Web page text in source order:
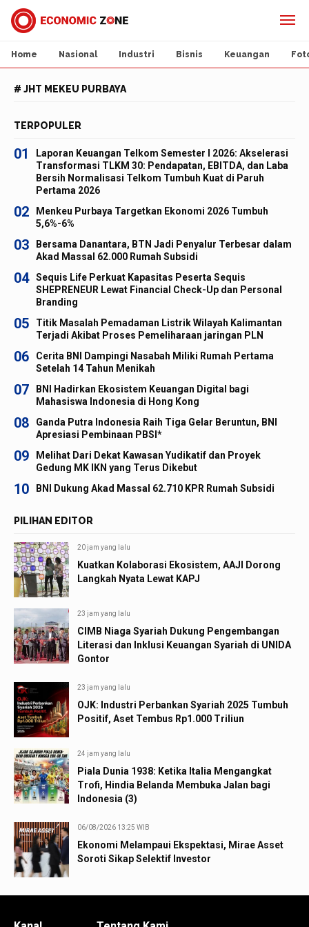
Home Nasional Industri Bisnis Keuangan
# JHT MEKEU PURBAYA
TERPOPULER
01
Laporan Keuangan Telkom Semester I 2026: Akselerasi
Transformasi TLKM 30: Pendapatan, EBITDA, dan Laba
Bersih Normalisasi Telkom Tumbuh Kuat di Paruh
Pertama 2026
02
Menkeu Purbaya Targetkan Ekonomi 2026 Tumbuh
5,6%-6%
03
Bersama Danantara, BTN Jadi Penyalur Terbesar dalam
Akad Massal 62.000 Rumah Subsidi
04
Sequis Life Perkuat Kapasitas Peserta Sequis
SHEPRENEUR Lewat Financial Check-Up dan Personal
Branding
05
Titik Masalah Pemadaman Listrik Wilayah Kalimantan
Terjadi Akibat Proses Pemeliharaan jaringan PLN
06
Cerita BNI Dampingi Nasabah Miliki Rumah Pertama
Setelah 14 Tahun Menikah
07
BNI Hadirkan Ekosistem Keuangan Digital bagi
Mahasiswa Indonesia di Hong Kong
08
Ganda Putra Indonesia Raih Tiga Gelar Beruntun, BNI
Apresiasi Pembinaan PBSI*
09
Melihat Dari Dekat Kawasan Yudikatif dan Proyek
Gedung MK IKN yang Terus Dikebut
10 BNI Dukung Akad Massal 62.710 KPR Rumah Subsidi
PILIHAN EDITOR
20 jam yang lalu
Kuatkan Kolaborasi Ekosistem, AAJI Dorong
Langkah Nyata Lewat KAPJ
23 jam yang lalu
CIMB Niaga Syariah Dukung Pengembangan
Literasi dan Inklusi Keuangan Syariah di UNIDA
Gontor
23 jam yang lalu
OJK: Industri Perbankan Syariah 2025 Tumbuh
Positif, Aset Tembus Rp1.000 Triliun
24 jam yang lalu
Piala Dunia 1938: Ketika Italia Mengangkat
Trofi, Hindia Belanda Membuka Jalan bagi
Indonesia (3)
06/08/2026 13:25 WIB
Ekonomi Melampaui Ekspektasi, Mirae Asset
Soroti Sikap Selektif Investor